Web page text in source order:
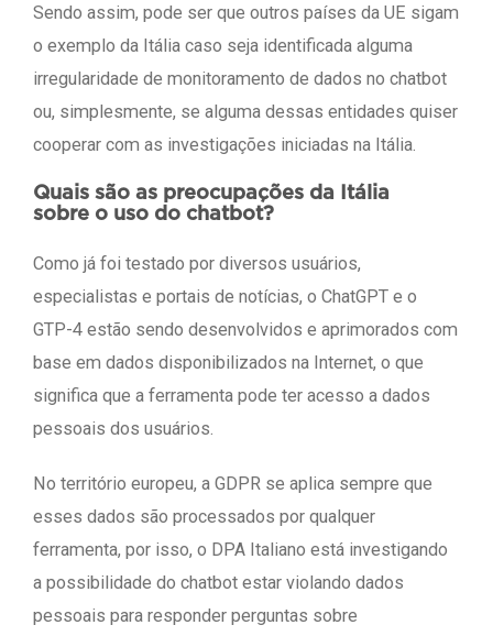
Sendo assim, pode ser que outros países da UE sigam
o exemplo da Itália caso seja identificada alguma
irregularidade de monitoramento de dados no chatbot
ou, simplesmente, se alguma dessas entidades quiser
cooperar com as investigações iniciadas na Itália.
Quais são as preocupações da Itália
sobre o uso do chatbot?
Como já foi testado por diversos usuários,
especialistas e portais de notícias, o ChatGPT e o
GTP-4 estão sendo desenvolvidos e aprimorados com
base em dados disponibilizados na Internet, o que
significa que a ferramenta pode ter acesso a dados
pessoais dos usuários.
No território europeu, a GDPR se aplica sempre que
esses dados são processados por qualquer
ferramenta, por isso, o DPA Italiano está investigando
a possibilidade do chatbot estar violando dados
pessoais para responder perguntas sobre